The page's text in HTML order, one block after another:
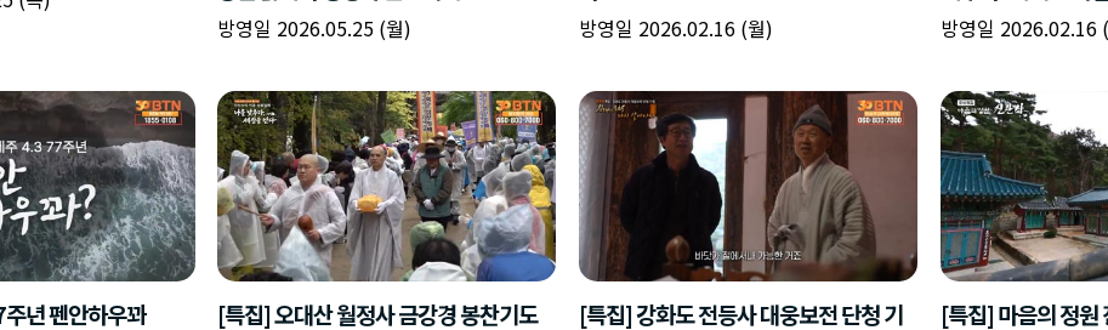
책
갈
피
입
력
이름
시간
확인
닫기
구
간
반
복
입
력
이름
시작시간
종료시간
확인
닫기
플
레
이
리
스
트
추
가
이름
주소
이미지